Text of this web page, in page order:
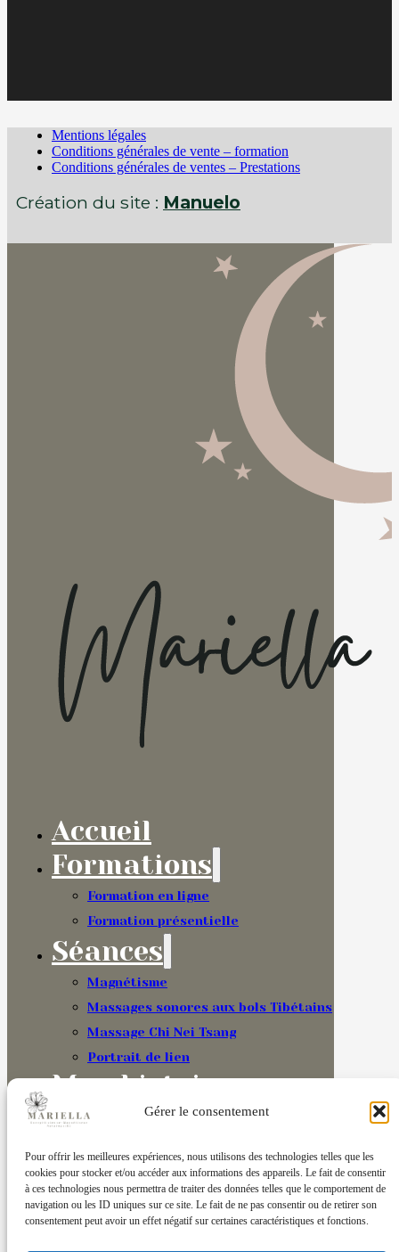
Gérer le consentement
Pour offrir les meilleures expériences, nous utilisons des technologies telles que les
cookies pour stocker et/ou accéder aux informations des appareils. Le fait de consentir
à ces technologies nous permettra de traiter des données telles que le comportement de
navigation ou les ID uniques sur ce site. Le fait de ne pas consentir ou de retirer son
consentement peut avoir un effet négatif sur certaines caractéristiques et fonctions.
Mentions légales
Conditions générales de vente – formation
Conditions générales de ventes – Prestations
Création du site : Manuelo
Accueil
Formations
Formation en ligne
Formation présentielle
Séances
Magnétisme
Massages sonores aux bols Tibétains
Massage Chi Nei Tsang
Portrait de lien
Mon histoire
Témoignages
Blog
Contact